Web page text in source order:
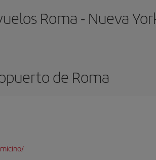
Roma - Nueva
de Roma